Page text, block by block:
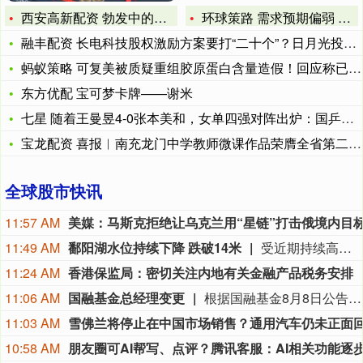
西安高新配资 勃发中的河西走廊
环球策路 需求预期偏弱 原油短期上行乏力
融丰配资 长电科技股权激励方案要打“二十个”？日月光投资、中
蚂蚁策略 可复美被质疑重组胶原蛋白含量造假！回应称已委托第三
东方优配 宝可梦卡牌——谢米
七星 随着王曼昱4-0张本美和，女单四强对阵出炉：国乒占3席
宝龙配资 喜报︱南充龙门中学教师微课作品荣膺全省第二十届校园
全球股市快讯
11:57 AM
11:49 AM 鄱阳湖水位持续下降 跌破14米
受近期持续高温天气影响，我国最大淡水湖鄱阳湖水位快速下降。截至8月8日8时，鄱阳湖标志性水文站星子站水位下降至13.97米，较昨日下降0.13米，鄱阳湖湖口站水位下降至13.84米，湖区两岸退水痕迹明显。（央视新闻）
11:24 AM 香港保监局：密切关注内地有关金融产品税务安排
11:06 AM 国融基金总经理变更
根据国融基金8月8日公告，总经理毛灵俊因个人原因离任，总经理职位暂由张圆辉代任。根据国融基金安排，该公司董事会选举韩光华拟任公司总经理，待韩光华完成相关程序后履职。
11:03 AM
10:58 AM